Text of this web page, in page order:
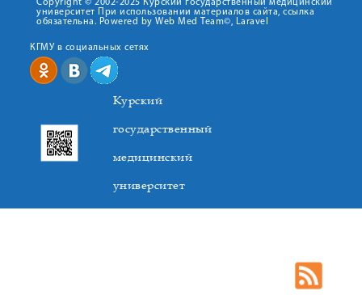
Copyright © 2002-2025 Курский государственный медицинский
университет При использовании материалов сайта, ссылка
обязательна. Powered by Web Med Team©, Laravel
КГМУ в социальных сетях
Курский
государственный
медицинский
университет